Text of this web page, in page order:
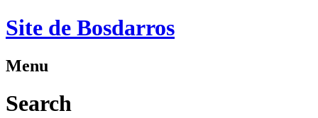
Site de Bosdarros
Menu
Search